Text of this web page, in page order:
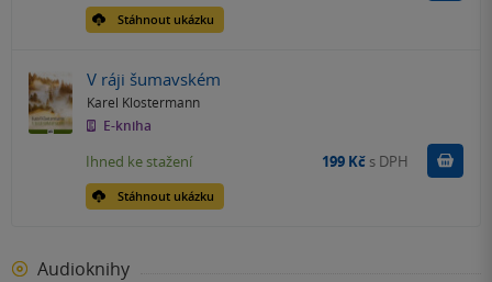
Stáhnout ukázku
V ráji šumavském
Karel Klostermann
E-kniha
Stáhnout ukázku
Ihned ke stažení 199 Kč s DPH Koupit
Audioknihy